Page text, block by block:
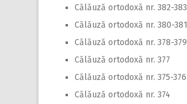
Călăuză ortodoxă nr. 382-383
Călăuză ortodoxă nr. 380-381
Călăuză ortodoxă nr. 378-379
Călăuză ortodoxă nr. 377
Călăuză ortodoxă nr. 375-376
Călăuză ortodoxă nr. 374